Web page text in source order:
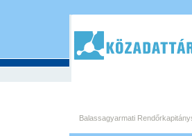
Balassagyarmati